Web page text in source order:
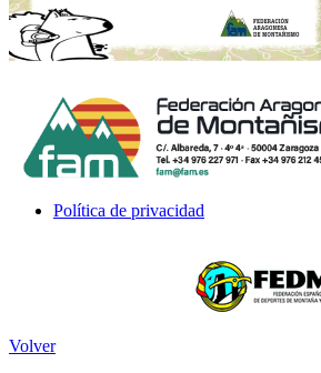
Política de privacidad
Volver